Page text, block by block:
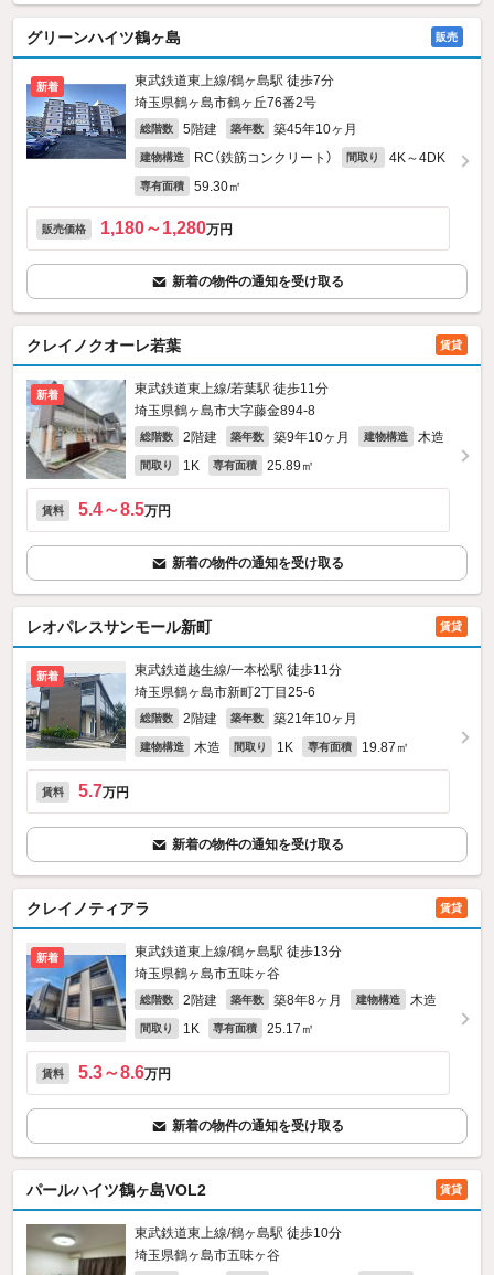
グリーンハイツ鶴ヶ島 販売
新着
東武鉄道東上線/鶴ヶ島駅 徒歩7分
埼玉県鶴ヶ島市鶴ヶ丘76番2号
総階数 5階建 築年数 築45年10ヶ月
建物構造 RC（鉄筋コンクリート） 間取り 4K～4DK
専有面積 59.30㎡
販売価格 1,180～1,280万円
新着の物件の通知を受け取る
クレイノクオーレ若葉 賃貸
新着
東武鉄道東上線/若葉駅 徒歩11分
埼玉県鶴ヶ島市大字藤金894‐8
総階数 2階建 築年数 築9年10ヶ月 建物構造 木造
間取り 1K 専有面積 25.89㎡
賃料 5.4～8.5万円
新着の物件の通知を受け取る
レオパレスサンモール新町 賃貸
新着
東武鉄道越生線/一本松駅 徒歩11分
埼玉県鶴ヶ島市新町2丁目25-6
総階数 2階建 築年数 築21年10ヶ月
建物構造 木造 間取り 1K 専有面積 19.87㎡
賃料 5.7万円
新着の物件の通知を受け取る
クレイノティアラ 賃貸
新着
東武鉄道東上線/鶴ヶ島駅 徒歩13分
埼玉県鶴ヶ島市五味ヶ谷
総階数 2階建 築年数 築8年8ヶ月 建物構造 木造
間取り 1K 専有面積 25.17㎡
賃料 5.3～8.6万円
新着の物件の通知を受け取る
パールハイツ鶴ヶ島VOL2 賃貸
東武鉄道東上線/鶴ヶ島駅 徒歩10分
埼玉県鶴ヶ島市五味ヶ谷